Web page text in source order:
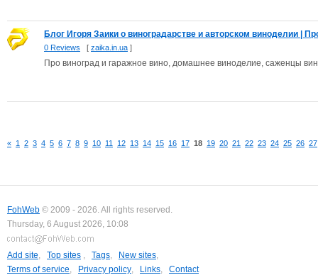
Блог Игоря Заики о виноградарстве и авторском виноделии |
0 Reviews [ zaika.in.ua ]
Про виноград и гаражное вино, домашнее виноделие, саженцы
« 1 2 3 4 5 6 7 8 9 10 11 12 13 14 15 16 17 18 19 20 21 22 23 24 25 26 27
FohWeb © 2009 - 2026. All rights reserved.
Thursday, 6 August 2026, 10:08
Add site, Top sites , Tags, New sites,
Terms of service, Privacy policy, Links, Contact